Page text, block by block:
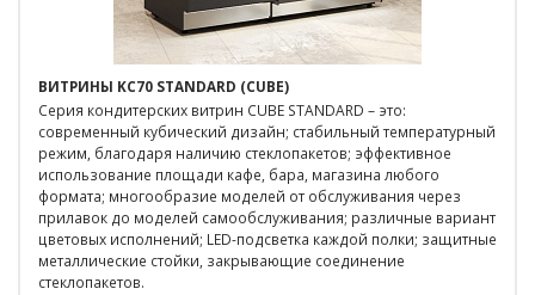
ВИТРИНЫ KC70 STANDARD (CUBE)
Серия кондитерских витрин CUBE STANDARD – это:
современный кубический дизайн; стабильный температурный
режим, благодаря наличию стеклопакетов; эффективное
использование площади кафе, бара, магазина любого
формата; многообразие моделей от обслуживания через
прилавок до моделей самообслуживания; различные вариант
цветовых исполнений; LED-подсветка каждой полки; защитные
металлические стойки, закрывающие соединение
стеклопакетов.